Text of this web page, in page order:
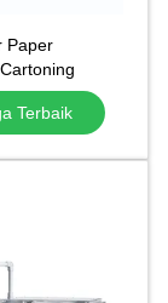
Paper
Terbaik